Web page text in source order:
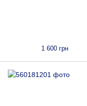
1 600 грн